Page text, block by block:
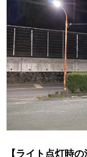
【ライト点灯時の